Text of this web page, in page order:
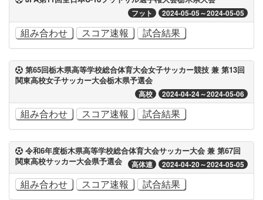
フット 2024-05-05～2024-05-05
組み合わせ スコア速報 試合結果
第65回栃木県高等学校総合体育大会女子サッカー競技 兼 第13回
関東高校女子サッカー大会栃木県予選会
高校 2024-04-24～2024-05-06
組み合わせ スコア速報 試合結果
令和6年度栃木県高等学校総合体育大会サッカー大会 兼 第67回
関東高校サッカー大会県予選会
高体連 2024-04-20～2024-05-05
組み合わせ スコア速報 試合結果